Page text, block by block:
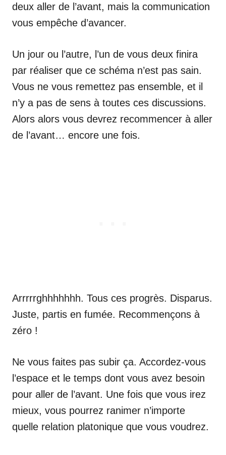
deux aller de l’avant, mais la communication
vous empêche d’avancer.
Un jour ou l’autre, l’un de vous deux finira
par réaliser que ce schéma n’est pas sain.
Vous ne vous remettez pas ensemble, et il
n’y a pas de sens à toutes ces discussions.
Alors alors vous devrez recommencer à aller
de l’avant… encore une fois.
Arrrrrghhhhhhh. Tous ces progrès. Disparus.
Juste, partis en fumée. Recommençons à
zéro !
Ne vous faites pas subir ça. Accordez-vous
l’espace et le temps dont vous avez besoin
pour aller de l’avant. Une fois que vous irez
mieux, vous pourrez ranimer n’importe
quelle relation platonique que vous voudrez.